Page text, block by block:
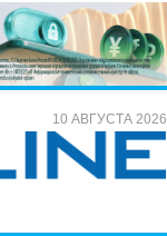
10 АВГУСТА 2026